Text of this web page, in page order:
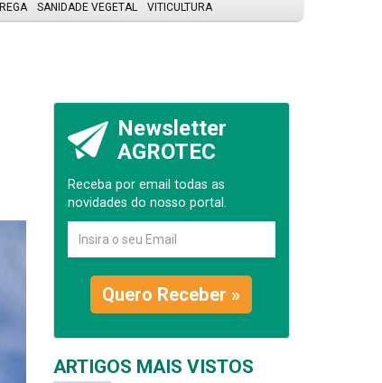
REGA SANIDADE VEGETAL VITICULTURA
Newsletter
AGROTEC
Receba por email todas as
novidades do nosso portal.
Quero Receber »
ARTIGOS MAIS VISTOS